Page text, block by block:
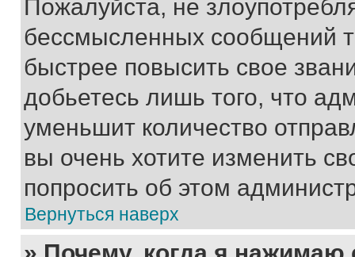
Пожалуйста, не
бессмысленных сообщений
быстрее повысить свое
добьетесь лишь того, что
уменьшит количество
вы очень хотите изменить
попросить об этом
Вернуться наверх